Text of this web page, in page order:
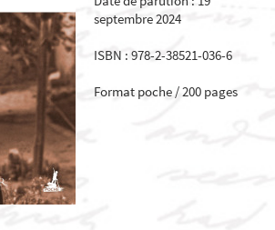
septembre 2024
ISBN : 978-2-38521-036-6
Format poche / 200 pages